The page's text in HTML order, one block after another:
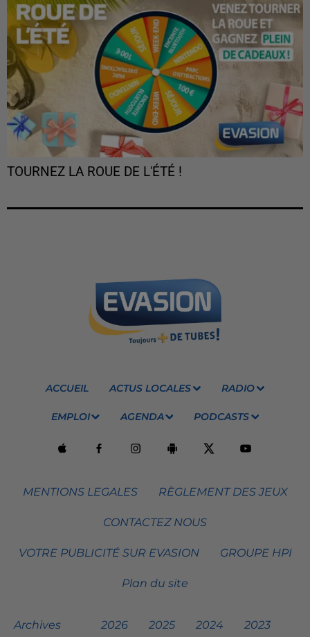
TOURNEZ LA ROUE DE L'ÉTÉ !
ACCUEIL ACTUS LOCALES RADIO
EMPLOI AGENDA PODCASTS
MENTIONS LEGALES RÈGLEMENT DES JEUX
CONTACTEZ NOUS
VOTRE PUBLICITÉ SUR EVASION GROUPE HPI
Plan du site
Archives 2026 2025 2024 2023